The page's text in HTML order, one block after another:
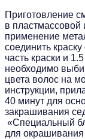
Приготовление
в пластмассовой
применение
соединить
часть краски и
необходимо
цвета волос на
инструкции,
40 минут для
закрашивания
«Специальный
для